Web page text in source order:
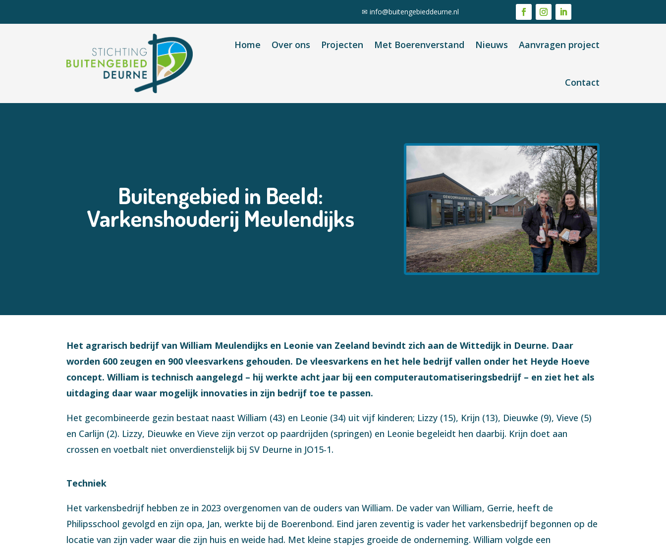
✉ info@buitengebieddeurne.nl
Home Over ons Projecten Met Boerenverstand Nieuws Aanvragen project
Contact
Buitengebied in Beeld:
Varkenshouderij Meulendijks
Het agrarisch bedrijf van William Meulendijks en Leonie van Zeeland bevindt zich aan de Wittedijk in Deurne. Daar
worden 600 zeugen en 900 vleesvarkens gehouden. De vleesvarkens en het hele bedrijf vallen onder het Heyde Hoeve
concept. William is technisch aangelegd – hij werkte acht jaar bij een computerautomatiseringsbedrijf – en ziet het als
uitdaging daar waar mogelijk innovaties in zijn bedrijf toe te passen.
Het gecombineerde gezin bestaat naast William (43) en Leonie (34) uit vijf kinderen; Lizzy (15), Krijn (13), Dieuwke (9), Vieve (5)
en Carlijn (2). Lizzy, Dieuwke en Vieve zijn verzot op paardrijden (springen) en Leonie begeleidt hen daarbij. Krijn doet aan
crossen en voetbalt niet onverdienstelijk bij SV Deurne in JO15-1.
Techniek
Het varkensbedrijf hebben ze in 2023 overgenomen van de ouders van William. De vader van William, Gerrie, heeft de
Philipsschool gevolgd en zijn opa, Jan, werkte bij de Boerenbond. Eind jaren zeventig is vader het varkensbedrijf begonnen op de
locatie van zijn vader waar die zijn huis en weide had. Met kleine stapjes groeide de onderneming. William volgde een